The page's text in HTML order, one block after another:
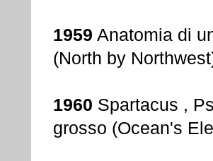
1959 Anatomia di
(North by
1960 Spartacus ,
grosso (Ocean's